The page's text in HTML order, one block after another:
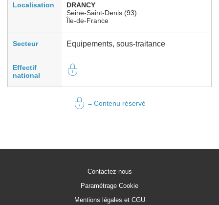
Localisation
DRANCY
Seine-Saint-Denis (93)
Île-de-France
Secteur Equipements, sous-traitance
Effectif
national
= Contenu réservé
Contactez-nous
Paramétrage Cookie
Mentions légales et CGU